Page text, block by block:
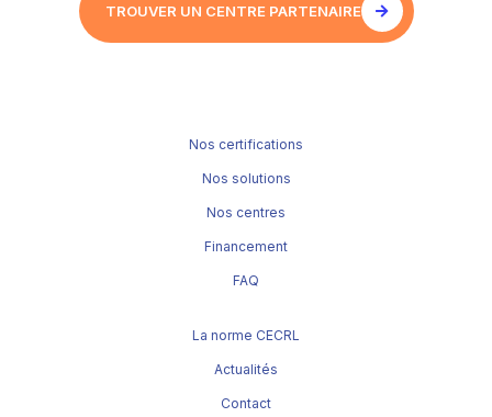
TROUVER UN CENTRE PARTENAIRE
Nos certifications
Nos solutions
Nos centres
Financement
FAQ
La norme CECRL
Actualités
Contact